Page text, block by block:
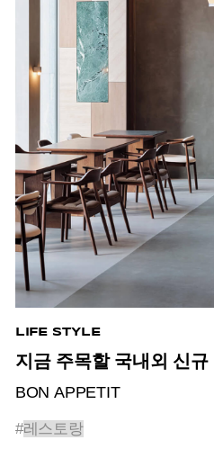
LIFE STYLE
지금 주목할 국내외 신규
BON APPETIT
#레스토랑